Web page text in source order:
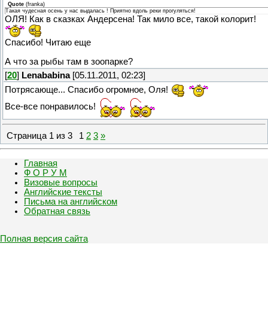
Quote (franka)
Такая чудесная осень у нас выдалась ! Приятно вдоль реки прогуляться!
ОЛЯ! Как в сказках Андерсена! Так мило все, такой колорит!
Спасибо! Читаю еще
А что за рыбы там в зоопарке?
[20] Lenababina[05.11.2011, 02:23]
Потрясающе... Спасибо огромное, Оля!
Все-все понравилось!
Страница 1 из 3 1 2 3 »
Главная
Ф О Р У М
Визовые вопросы
Английские тексты
Письма на английском
Обратная связь
Полная версия сайта